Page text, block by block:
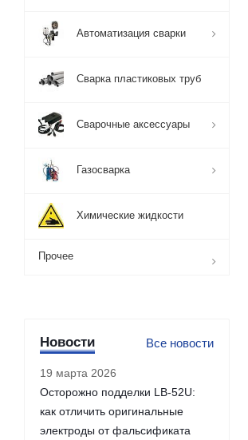
Автоматизация сварки
Сварка пластиковых труб
Сварочные аксессуары
Газосварка
Химические жидкости
Прочее
Новости Все новости
19 марта 2026
Осторожно подделки LB-52U:
как отличить оригинальные
электроды от фальсификата